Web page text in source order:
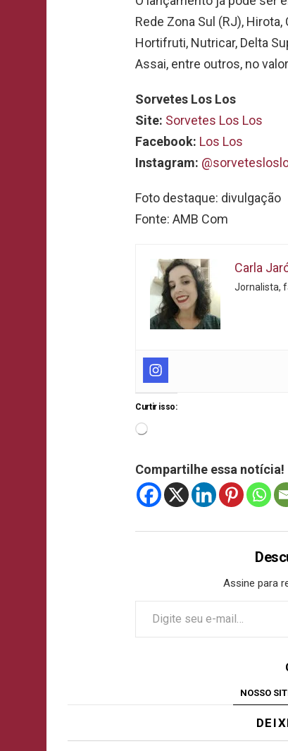
Rede Zona Sul (RJ),
Hortifruti, Nutricar, Delta
Assai, entre outros, no
Sorvetes Los Los
Site: Sorvetes Los Los
Facebook: Los Los
Instagram:
Foto destaque: divulgação
Fonte: AMB Com
Carla
Jornalista,
Curtir isso:
Compartilhe essa notícia!
Assine para
NOSSO